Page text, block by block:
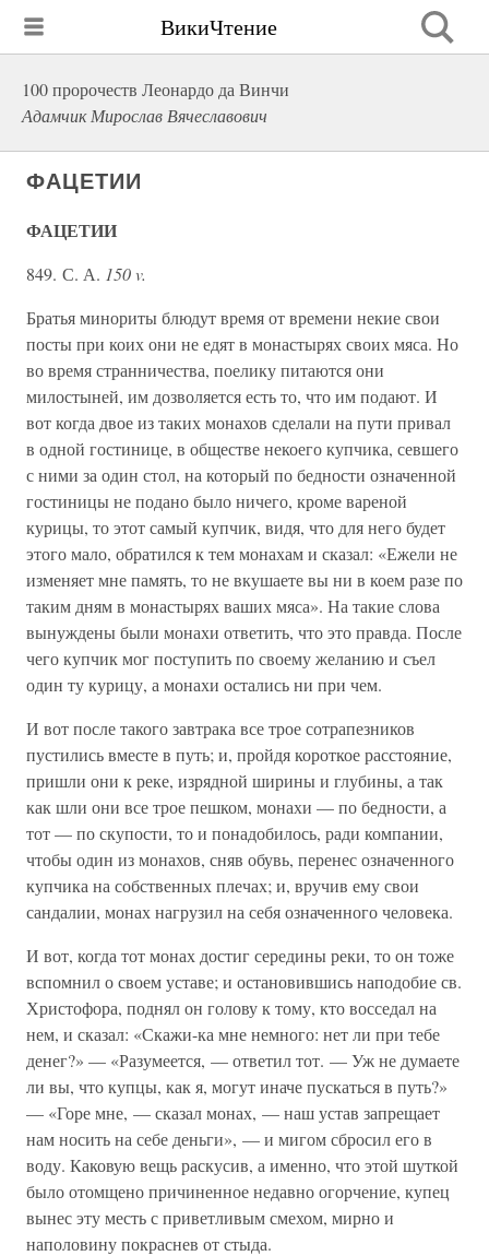
ВикиЧтение
100 пророчеств Леонардо да Винчи
Адамчик Мирослав Вячеславович
ФАЦЕТИИ
ФАЦЕТИИ
849. С. А. 150 v.
Братья минориты блюдут время от времени некие свои
посты при коих они не едят в монастырях своих мяса. Но
во время странничества, поелику питаются они
милостыней, им дозволяется есть то, что им подают. И
вот когда двое из таких монахов сделали на пути привал
в одной гостинице, в обществе некоего купчика, севшего
с ними за один стол, на который по бедности означенной
гостиницы не подано было ничего, кроме вареной
курицы, то этот самый купчик, видя, что для него будет
этого мало, обратился к тем монахам и сказал: «Ежели не
изменяет мне память, то не вкушаете вы ни в коем разе по
таким дням в монастырях ваших мяса». На такие слова
вынуждены были монахи ответить, что это правда. После
чего купчик мог поступить по своему желанию и съел
один ту курицу, а монахи остались ни при чем.
И вот после такого завтрака все трое сотрапезников
пустились вместе в путь; и, пройдя короткое расстояние,
пришли они к реке, изрядной ширины и глубины, а так
как шли они все трое пешком, монахи — по бедности, а
тот — по скупости, то и понадобилось, ради компании,
чтобы один из монахов, сняв обувь, перенес означенного
купчика на собственных плечах; и, вручив ему свои
сандалии, монах нагрузил на себя означенного человека.
И вот, когда тот монах достиг середины реки, то он тоже
вспомнил о своем уставе; и остановившись наподобие св.
Христофора, поднял он голову к тому, кто восседал на
нем, и сказал: «Скажи-ка мне немного: нет ли при тебе
денег?» — «Разумеется, — ответил тот. — Уж не думаете
ли вы, что купцы, как я, могут иначе пускаться в путь?»
— «Горе мне, — сказал монах, — наш устав запрещает
нам носить на себе деньги», — и мигом сбросил его в
воду. Каковую вещь раскусив, а именно, что этой шуткой
было отомщено причиненное недавно огорчение, купец
вынес эту месть с приветливым смехом, мирно и
наполовину покраснев от стыда.